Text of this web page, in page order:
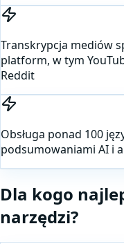
Transkrypcja mediów
platform, w tym
Reddit
Obsługa ponad 100
podsumowaniami AI i
Dla kogo
narzędzi?